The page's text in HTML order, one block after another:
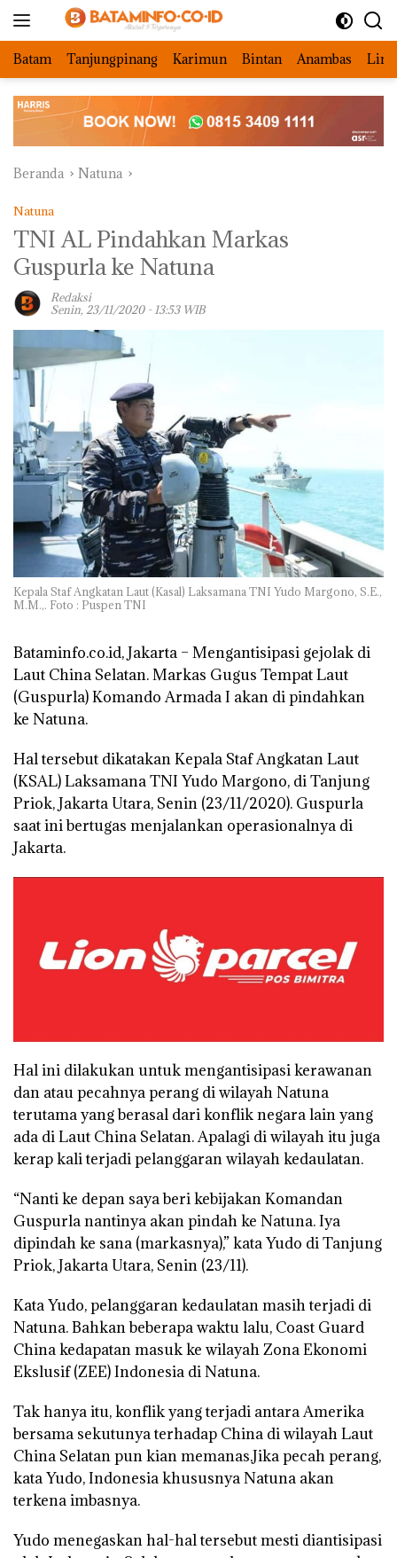
Batam Tanjungpinang Karimun Bintan Anambas
Beranda Natuna
Natuna
TNI AL Pindahkan Markas
Guspurla ke Natuna
Redaksi
Senin, 23/11/2020 - 13:53 WIB
Kepala Staf Angkatan Laut (Kasal) Laksamana TNI Yudo Margono, S.E.,
M.M.,. Foto : Puspen TNI
Bataminfo.co.id, Jakarta – Mengantisipasi gejolak di
Laut China Selatan. Markas Gugus Tempat Laut
(Guspurla) Komando Armada I akan di pindahkan
ke Natuna.
Hal tersebut dikatakan Kepala Staf Angkatan Laut
(KSAL) Laksamana TNI Yudo Margono, di Tanjung
Priok, Jakarta Utara, Senin (23/11/2020). Guspurla
saat ini bertugas menjalankan operasionalnya di
Jakarta.
Hal ini dilakukan untuk mengantisipasi kerawanan
dan atau pecahnya perang di wilayah Natuna
terutama yang berasal dari konflik negara lain yang
ada di Laut China Selatan. Apalagi di wilayah itu juga
kerap kali terjadi pelanggaran wilayah kedaulatan.
“Nanti ke depan saya beri kebijakan Komandan
Guspurla nantinya akan pindah ke Natuna. Iya
dipindah ke sana (markasnya),” kata Yudo di Tanjung
Priok, Jakarta Utara, Senin (23/11).
Kata Yudo, pelanggaran kedaulatan masih terjadi di
Natuna. Bahkan beberapa waktu lalu, Coast Guard
China kedapatan masuk ke wilayah Zona Ekonomi
Ekslusif (ZEE) Indonesia di Natuna.
Tak hanya itu, konflik yang terjadi antara Amerika
bersama sekutunya terhadap China di wilayah Laut
China Selatan pun kian memanas.Jika pecah perang,
kata Yudo, Indonesia khususnya Natuna akan
terkena imbasnya.
Yudo menegaskan hal-hal tersebut mesti diantisipasi